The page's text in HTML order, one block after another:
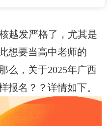
越发严格了，尤其是
想要当高中老师的
么，关于2025年广西
报名？？详情如下。